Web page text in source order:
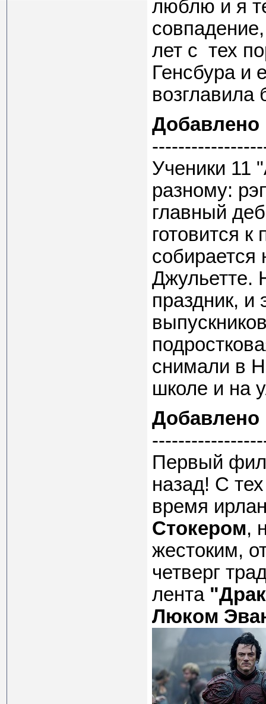
люблю и я
лет с тех
Генсбура и
возглавила
Добавлено
Ученики 11
разному:
главный
готовится
собирается
Джульетте.
праздник, и
снимали в
школе и на
Добавлено
Первый
назад! С
время
Стокером,
жестоким,
четверг
лента
Люком